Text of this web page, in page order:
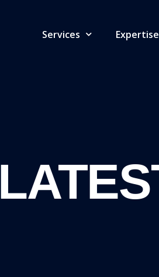
Services Expertise